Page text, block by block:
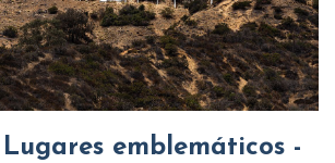
emblemáticos -